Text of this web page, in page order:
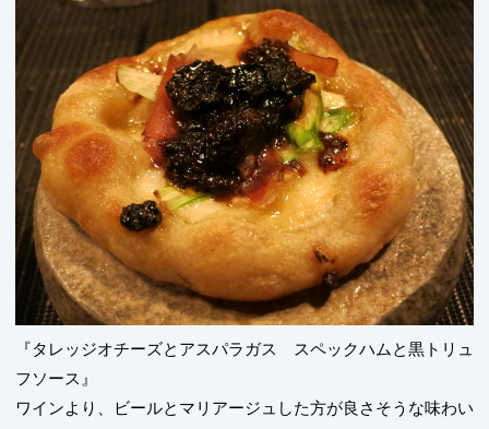
『タレッジオチーズとアスパラガス スペックハムと黒トリュ
フソース』
ワインより、ビールとマリアージュした方が良さそうな味わい